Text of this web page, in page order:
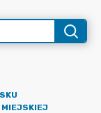
MIEJSKIEJ